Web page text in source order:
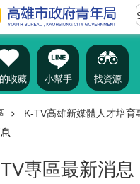
收藏 小幫手 找資源
K-TV高雄新媒體人才培育
專區最新消息